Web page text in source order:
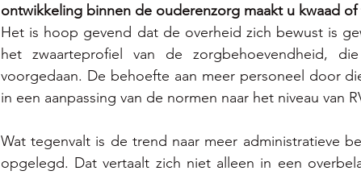
ontwikkeling binnen de ouderenzorg maakt u kwaad of
Het is hoop gevend dat de overheid zich bewust is
het zwaarteprofiel van de zorgbehoevendheid,
voorgedaan. De behoefte aan meer personeel door
in een aanpassing van de normen naar het niveau van
Wat tegenvalt is de trend naar meer administratieve
opgelegd. Dat vertaalt zich niet alleen in een